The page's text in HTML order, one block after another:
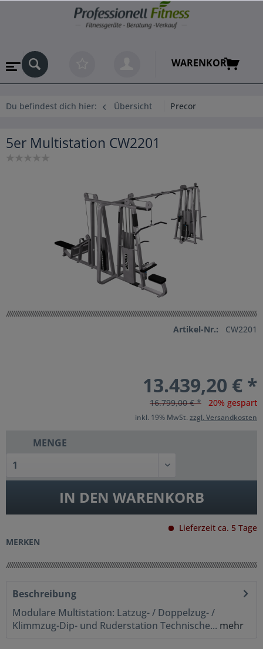
WARENKORB
Du befindest dich hier: Übersicht Precor
5er Multistation CW2201
Artikel-Nr.: CW2201
13.439,20 € *
16.799,00 € * 20% gespart
inkl. 19% MwSt. zzgl. Versandkosten
MENGE
IN DEN WARENKORB
Lieferzeit ca. 5 Tage
MERKEN
Beschreibung
Modulare Multistation: Latzug- / Doppelzug- /
Klimmzug-Dip- und Ruderstation Technische... mehr